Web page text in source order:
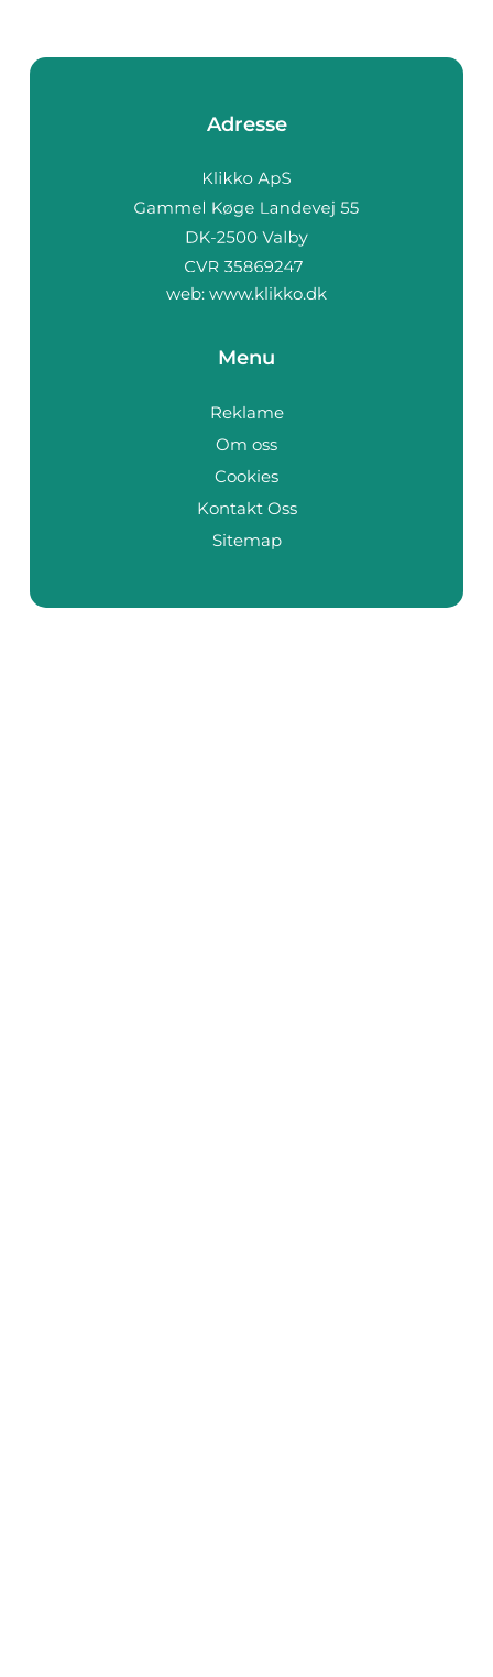
Adresse
web: www.klikko.dk
Menu
Reklame
Om oss
Cookies
Kontakt Oss
Sitemap